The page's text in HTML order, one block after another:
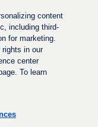
a
content
including third-
for marketing.
rights in our
center
To learn